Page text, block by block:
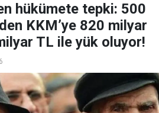
hükümete tepki: 500
KKM’ye 820 milyar
TL ile yük oluyor!